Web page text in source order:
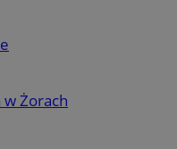
w Żorach